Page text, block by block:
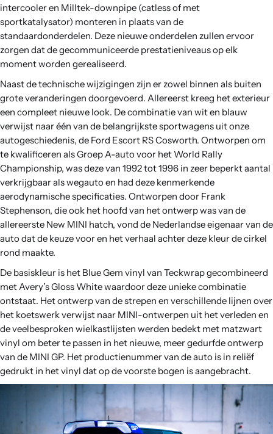
intercooler en Milltek-downpipe (catless of met
sportkatalysator) monteren in plaats van de
standaardonderdelen. Deze nieuwe onderdelen zullen ervoor
zorgen dat de gecommuniceerde prestatieniveaus op elk
moment worden gerealiseerd.
Naast de technische wijzigingen zijn er zowel binnen als buiten
grote veranderingen doorgevoerd. Allereerst kreeg het exterieur
een compleet nieuwe look. De combinatie van wit en blauw
verwijst naar één van de belangrijkste sportwagens uit onze
autogeschiedenis, de Ford Escort RS Cosworth. Ontworpen om
te kwalificeren als Groep A-auto voor het World Rally
Championship, was deze van 1992 tot 1996 in zeer beperkt aantal
verkrijgbaar als wegauto en had deze kenmerkende
aerodynamische specificaties. Ontworpen door Frank
Stephenson, die ook het hoofd van het ontwerp was van de
allereerste New MINI hatch, vond de Nederlandse eigenaar van de
auto dat de keuze voor en het verhaal achter deze kleur de cirkel
rond maakte.
De basiskleur is het Blue Gem vinyl van Teckwrap gecombineerd
met Avery’s Gloss White waardoor deze unieke combinatie
ontstaat. Het ontwerp van de strepen en verschillende lijnen over
het koetswerk verwijst naar MINI-ontwerpen uit het verleden en
de veelbesproken wielkastlijsten werden bedekt met matzwart
vinyl om beter te passen in het nieuwe, meer gedurfde ontwerp
van de MINI GP. Het productienummer van de auto is in reliëf
gedrukt in het vinyl dat op de voorste bogen is aangebracht.